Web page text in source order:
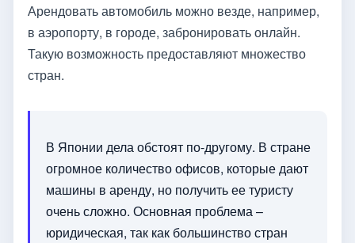
Арендовать автомобиль можно везде, например,
в аэропорту, в городе, забронировать онлайн.
Такую возможность предоставляют множество
стран.
В Японии дела обстоят по-другому. В стране
огромное количество офисов, которые дают
машины в аренду, но получить ее туристу
очень сложно. Основная проблема –
юридическая, так как большинство стран